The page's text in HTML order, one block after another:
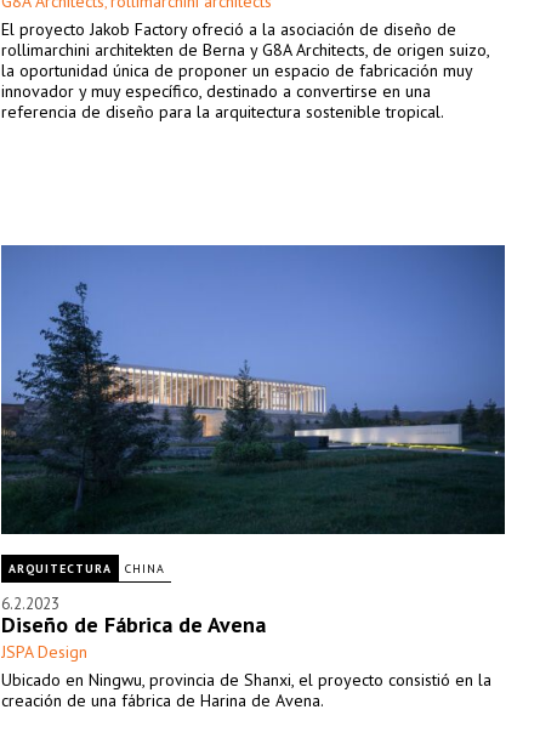
El proyecto Jakob Factory ofreció a la asociación de diseño de
rollimarchini architekten de Berna y G8A Architects, de origen suizo,
la oportunidad única de proponer un espacio de fabricación muy
innovador y muy específico, destinado a convertirse en una
referencia de diseño para la arquitectura sostenible tropical.
ARQUITECTURA CHINA
6.2.2023
Diseño de Fábrica de Avena
JSPA Design
Ubicado en Ningwu, provincia de Shanxi, el proyecto consistió en la
creación de una fábrica de Harina de Avena.